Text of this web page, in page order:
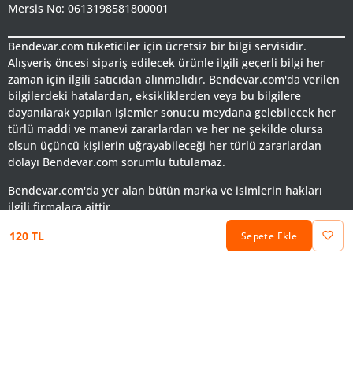
120 TL Sepete Ekle
Mersis No: 0613198581800001
Bendevar.com tüketiciler için ücretsiz bir bilgi servisidir.
Alışveriş öncesi sipariş edilecek ürünle ilgili geçerli bilgi her
zaman için ilgili satıcıdan alınmalıdır. Bendevar.com'da verilen
bilgilerdeki hatalardan, eksikliklerden veya bu bilgilere
dayanılarak yapılan işlemler sonucu meydana gelebilecek her
türlü maddi ve manevi zararlardan ve her ne şekilde olursa
olsun üçüncü kişilerin uğrayabileceği her türlü zararlardan
dolayı Bendevar.com sorumlu tutulamaz.
Bendevar.com'da yer alan bütün marka ve isimlerin hakları
ilgili firmalara aittir.
Keşfet Hesabım Kategoriler